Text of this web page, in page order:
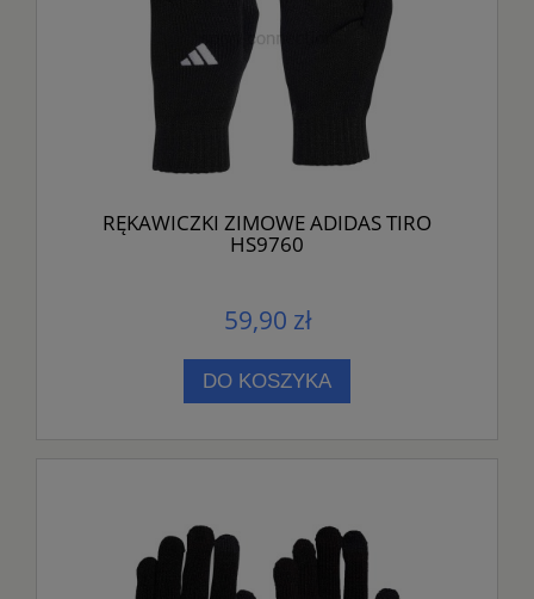
RĘKAWICZKI ZIMOWE ADIDAS TIRO
HS9760
59,90 zł
DO KOSZYKA